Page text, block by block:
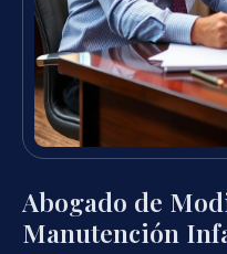
Abogado de
Manutención